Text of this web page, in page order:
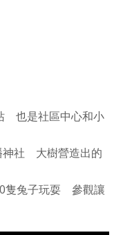
也是社區中心和小
神社 大樹營造出的
隻兔子玩耍 參觀讓